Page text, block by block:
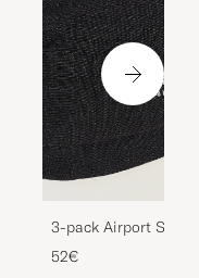
3-pack Airport
Melange
52€